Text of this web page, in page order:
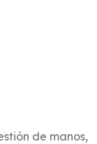
de manos,